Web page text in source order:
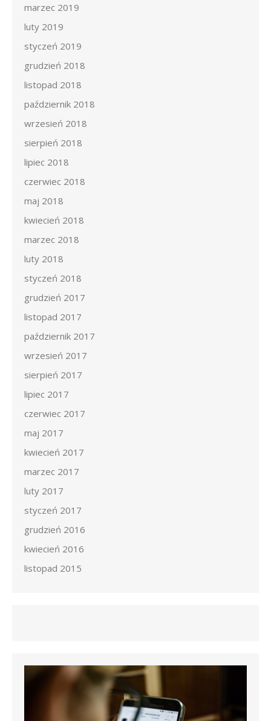
marzec 2019
luty 2019
styczeń 2019
grudzień 2018
listopad 2018
październik 2018
wrzesień 2018
sierpień 2018
lipiec 2018
czerwiec 2018
maj 2018
kwiecień 2018
marzec 2018
luty 2018
styczeń 2018
grudzień 2017
listopad 2017
październik 2017
wrzesień 2017
sierpień 2017
lipiec 2017
czerwiec 2017
maj 2017
kwiecień 2017
marzec 2017
luty 2017
styczeń 2017
grudzień 2016
kwiecień 2016
listopad 2015